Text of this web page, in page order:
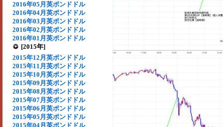
2016年05月英ポンドドル
2016年04月英ポンドドル
2016年03月英ポンドドル
2016年02月英ポンドドル
2016年01月英ポンドドル
[2015年]
2015年12月英ポンドドル
2015年11月英ポンドドル
2015年10月英ポンドドル
2015年09月英ポンドドル
2015年08月英ポンドドル
2015年07月英ポンドドル
2015年06月英ポンドドル
2015年05月英ポンドドル
2015年04月英ポンドドル